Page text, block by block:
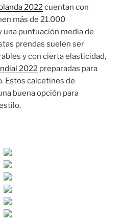
2022cuentan con
más de 21.000
una puntuación media de
prendas suelen ser
y con cierta elasticidad,
2022 preparadas para
Estos calcetines de
buena opción para